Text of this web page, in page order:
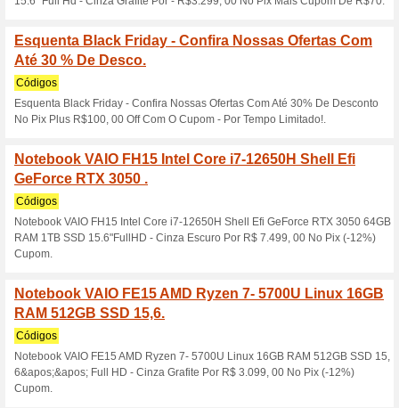
Selecionados
100% funcionou
Preos ainda mais
de R$ 350,00.
67% funcionou
Preços ainda mais baixos e